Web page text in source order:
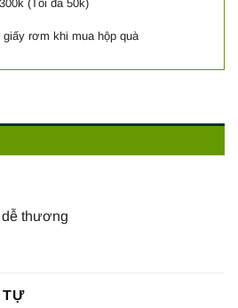
(Tối đa 50k)
giấy rơm khi mua hộp quà
thương
TỰ